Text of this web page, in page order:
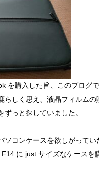
を購入した旨、このブログ
らしく思え、液晶フィルム
っと探していました。
ソコンケースを欲しがって
に just サイズなケースを